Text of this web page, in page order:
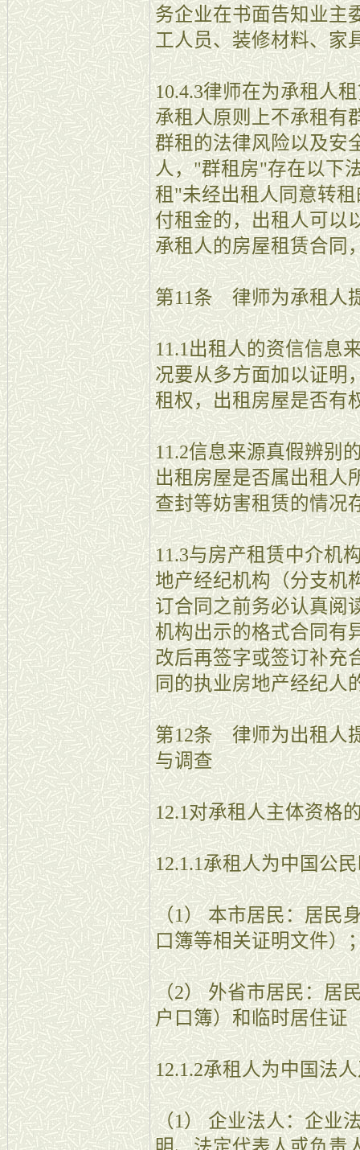
务企业在书面告知业主
工人员、装修材料、家
10.4.3律师在为承租人
承租人原则上不承租有
群租的法律风险以及安
人，"群租房"存在以下
租"未经出租人同意转
付租金的，出租人可以
承租人的房屋租赁合同
第11条 律师为承租人
11.1出租人的资信信息
况要从多方面加以证明
租权，出租房屋是否有
11.2信息来源真假辨别
出租房屋是否属出租人
查封等妨害租赁的情况
11.3与房产租赁中介机
地产经纪机构（分支机
订合同之前务必认真阅
机构出示的格式合同有
改后再签字或签订补充
同的执业房地产经纪人
第12条 律师为出租人
与调查
12.1对承租人主体资格
12.1.1承租人为中国公
（1） 本市居民：居民
口簿等相关证明文件）
（2） 外省市居民：居
户口簿）和临时居住证
12.1.2承租人为中国法
（1） 企业法人：企业